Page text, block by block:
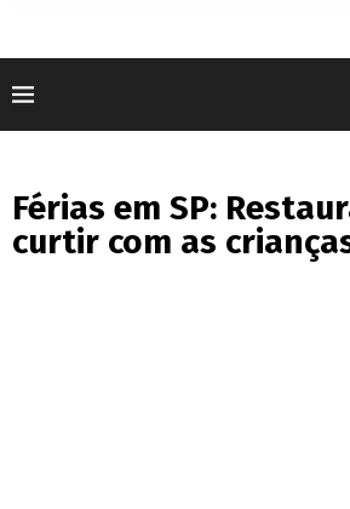
Férias em SP:
curtir com as